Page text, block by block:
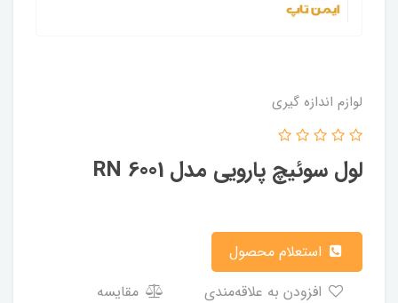
لوازم اندازه گیری
لول سوئیچ پارویی مدل RN 6001
مقایسه